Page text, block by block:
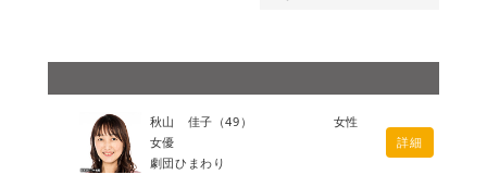
秋山 佳子 （49）
女性
女優
劇団ひまわり
詳細